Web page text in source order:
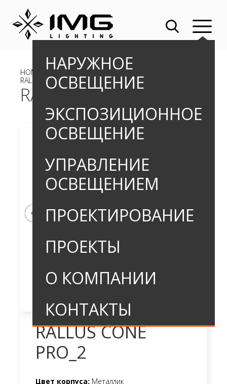
НАРУЖНОЕ
ОСВЕЩЕНИЕ
ЭКСПОЗИЦИОННОЕ
ОСВЕЩЕНИЕ
УПРАВЛЕНИЕ
ОСВЕЩЕНИЕМ
ПРОЕКТИРОВАНИЕ
ПРОЕКТЫ
О КОМПАНИИ
КОНТАКТЫ
HOME » ВСТРАИВАЕМЫЕ ГРУНТОВЫЕ СВЕТИЛЬНИКИ
RALLUS CONE PRO_2
RALLUS CONE PRO_2
RALLUS CONE
PRO_2
Цвет корпуса: Металлик